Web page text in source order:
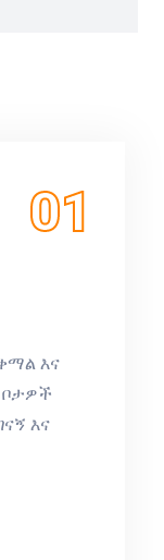
01
እና
ቦታዎች
እና